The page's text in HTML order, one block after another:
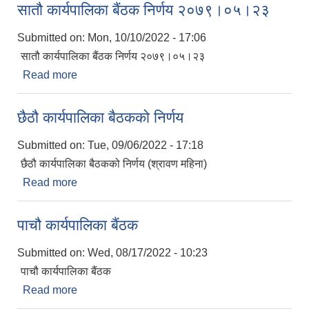
सातौ कार्यपालिका बैंठक निर्णय २०७९।०५।२३
Submitted on: Mon, 10/10/2022 - 17:06
सातौ कार्यपालिका बैंठक निर्णय २०७९।०५।२३
Read more
छैठौ कार्यपालिका बैठकको निर्णय
Submitted on: Tue, 09/06/2022 - 17:18
छैठौ कार्यपालिका बैठकको निर्णय (श्रावण महिना)
Read more
पाचौ कार्यपालिका बैंठक
Submitted on: Wed, 08/17/2022 - 10:23
पाचौ कार्यपालिका बैंठक
Read more